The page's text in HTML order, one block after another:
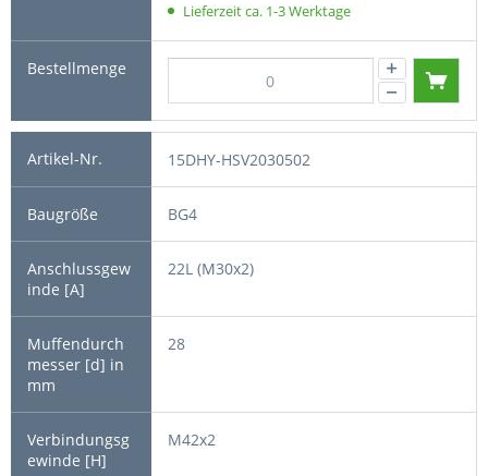
Lieferzeit ca. 1-3 Werktage
15DHY-HSV2030502
BG4
22L (M30x2)
28
M42x2